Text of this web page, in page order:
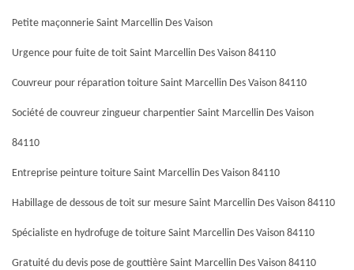
Petite maçonnerie Saint Marcellin Des Vaison
Urgence pour fuite de toit Saint Marcellin Des Vaison 84110
Couvreur pour réparation toiture Saint Marcellin Des Vaison 84110
Société de couvreur zingueur charpentier Saint Marcellin Des Vaison
84110
Entreprise peinture toiture Saint Marcellin Des Vaison 84110
Habillage de dessous de toit sur mesure Saint Marcellin Des Vaison 84110
Spécialiste en hydrofuge de toiture Saint Marcellin Des Vaison 84110
Gratuité du devis pose de gouttière Saint Marcellin Des Vaison 84110